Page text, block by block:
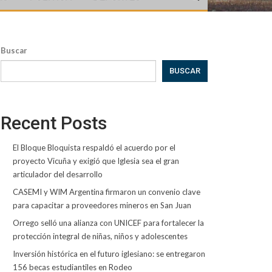
Buscar
BUSCAR
Recent Posts
El Bloque Bloquista respaldó el acuerdo por el
proyecto Vicuña y exigió que Iglesia sea el gran
articulador del desarrollo
CASEMI y WIM Argentina firmaron un convenio clave
para capacitar a proveedores mineros en San Juan
Orrego selló una alianza con UNICEF para fortalecer la
protección integral de niñas, niños y adolescentes
Inversión histórica en el futuro iglesiano: se entregaron
156 becas estudiantiles en Rodeo